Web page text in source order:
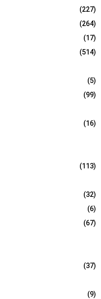
(227)
(264)
(17)
(514)
(5)
(99)
(16)
(113)
(32)
(6)
(67)
(37)
(9)